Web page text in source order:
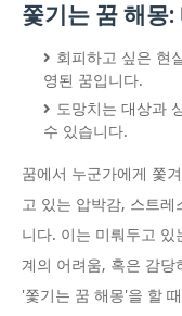
쫓기는 꿈 해몽:
회피하고 싶은 현
영된 꿈입니다.
도망치는 대상과
수 있습니다.
꿈에서 누군가에게 쫓
고 있는 압박감, 스트
니다. 이는 미뤄두고
계의 어려움, 혹은 감
'쫓기는 꿈 해몽'을 할